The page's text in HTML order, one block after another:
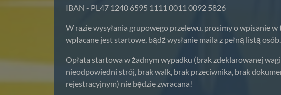
IBAN - PL47 1240 6595 1111 0011 0092 5826
W razie wysyłania grupowego przelewu, prosimy o wpisanie
wpłacane jest startowe, bądź wysłanie maila z pełną listą osób.
Opłata startowa w żadnym wypadku (brak zdeklarowanej
nieodpowiedni strój, brak walk, brak przeciwnika, brak
rejestracyjnym) nie będzie zwracana!